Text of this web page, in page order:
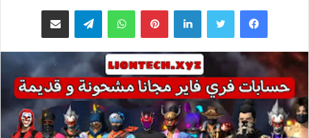
فيسبوك تويتر لينكدإن بينتيريستواتساب تيلقرام مشاركة عبر البريد